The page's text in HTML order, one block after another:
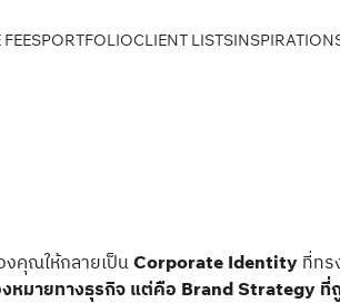
FEESPORTFOLIOCLIENT LISTS
งคุณให้กลายเป็น Corporate Identity ที่ทร
หมายทางธุรกิจ แต่คือ Brand Strategy ที่